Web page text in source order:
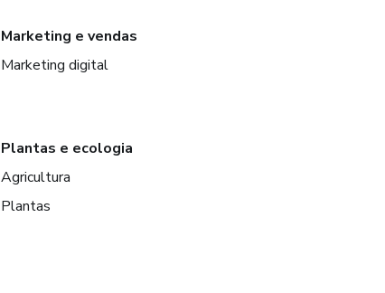
Marketing e vendas
Marketing digital
Plantas e ecologia
Agricultura
Plantas